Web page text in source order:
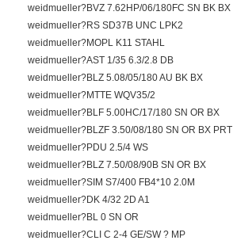
weidmueller?BVZ 7.62HP/06/180FC SN BK BX
weidmueller?RS SD37B UNC LPK2
weidmueller?MOPL K11 STAHL
weidmueller?AST 1/35 6.3/2.8 DB
weidmueller?BLZ 5.08/05/180 AU BK BX
weidmueller?MTTE WQV35/2
weidmueller?BLF 5.00HC/17/180 SN OR BX
weidmueller?BLZF 3.50/08/180 SN OR BX PRT
weidmueller?PDU 2.5/4 WS
weidmueller?BLZ 7.50/08/90B SN OR BX
weidmueller?SIM S7/400 FB4*10 2.0M
weidmueller?DK 4/32 2D A1
weidmueller?BL 0 SN OR
weidmueller?CLI C 2-4 GE/SW ? MP